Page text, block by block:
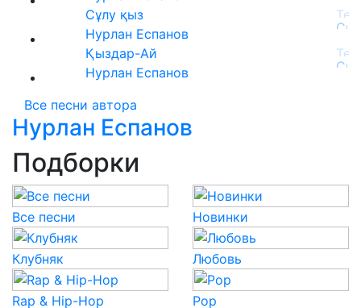
Сұлу қыз
Нурлан Еспанов
Қыздар-Ай
Нурлан Еспанов
Все песни автора
Нурлан Еспанов
Подборки
Все песни Новинки
Клубняк Любовь
Rap & Hip-Hop Pop